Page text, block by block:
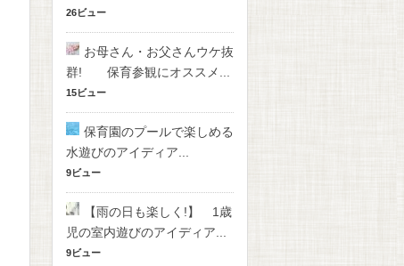
26ビュー
お母さん・お父さんウケ抜
群! 保育参観にオススメ...
15ビュー
保育園のプールで楽しめる
水遊びのアイディア...
9ビュー
【雨の日も楽しく!】 1歳
児の室内遊びのアイディア...
9ビュー